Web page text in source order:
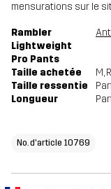
mensurations sur le
Rambler
Lightweight
Pro Pants
Taille achetée M,
Taille ressentie
Longueur
No. d'article 10769